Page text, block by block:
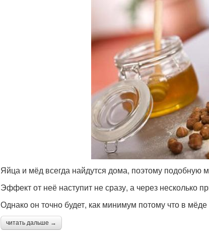
Яйца и мёд всегда найдутся дома, поэтому подобную
Эффект от неё наступит не сразу, а через несколько
Однако он точно будет, как минимум потому что в
читать дальше →